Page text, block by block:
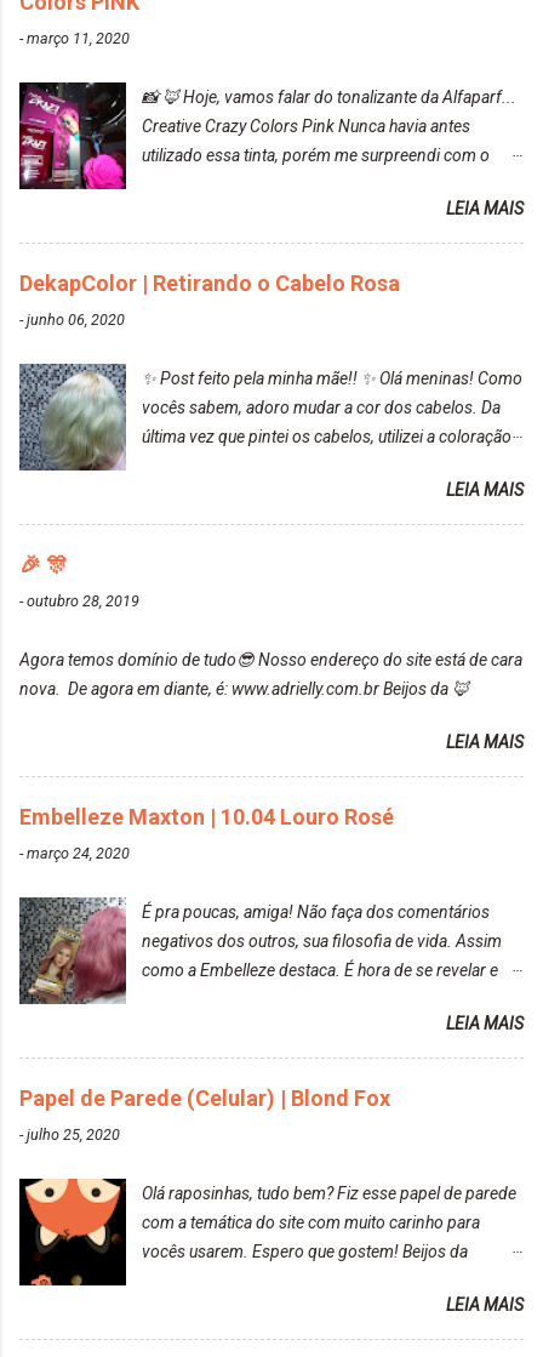
-março 11, 2020
📸 🦊 Hoje, vamos falar do tonalizante da Alfaparf...
Creative Crazy Colors Pink Nunca havia antes
utilizado essa tinta, porém me surpreendi com o
turquesa (meio desbotado), e após a utilização meu
cabelo ficou roxo com mechinhas azul, rosa e meio
cinza... FICOU LINDOOOOO!!! Cabelo antes: Cabelo
depois: Bom, sobre a tinta, eu achei ela muito liquida,
tinta ficava manchado. Meu banheiro inteiro ficou
rosa, minha mão, meu corpo todo, porém, ela tem
uma fixação muito boa (Deu para perceber kkk) Sem
LEIA MAIS
DekapColor | Retirando o Cabelo Rosa
-junho 06, 2020
✨ Post feito pela minha mãe!! ✨ Olá meninas! Como
vocês sabem, adoro mudar a cor dos cabelos. Da
última vez que pintei os cabelos, utilizei a coloração
ressaltar que meu cabelo estava platinado. O tom
ficou um rosa antigo, cobriu muito bem e não
de inúmeras lavagens, meu cabelo teve um bom
desbotamento da cor, ele ficou um rosa bem suave,
DekapColor. Adorei o resultado da limpeza. Ficou
DekapColor "Minha mãe é lindaaaaa" Para quem
não conhece, o DekapColor é um p...
LEIA MAIS
🎉 🎊
-outubro 28, 2019
Agora temos domínio de tudo😎 Nosso endereço do site está de cara
nova. De agora em diante, é: www.adrielly.com.br Beijos da 🦊
LEIA MAIS
Embelleze Maxton | 10.04 Louro Rosé
-março 24, 2020
É pra poucas, amiga! Não faça dos comentários
negativos dos outros, sua filosofia de vida. Assim
como a Embelleze destaca. É hora de se revelar e
vip Maxton liberdade para ser mais você Loiro Rosé
10.04. Após 30 minutos no cabelo, retirei o excesso
da tintura no banho e notei que os fios estavam
ressecados (Já ensinamos aqui no site, uma
caseira-cronograma-capilar.html ). Foi difícil retirar o
excesso. É uma tintura fácil de aplicar, o cheiro é
agradável. Cabelo antes da descoloração da raiz:
LEIA MAIS
Papel de Parede (Celular) | Blond Fox
-julho 25, 2020
Olá raposinhas, tudo bem? Fiz esse papel de parede
com a temática do site com muito carinho para
vocês usarem. Espero que gostem! Beijos da
LEIA MAIS